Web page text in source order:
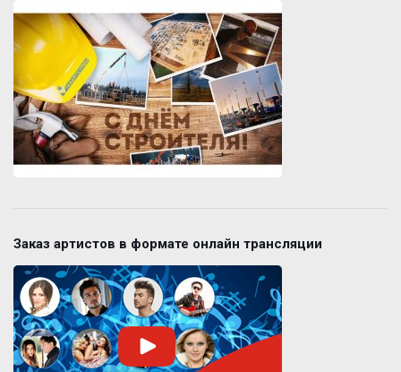
Заказ артистов в формате онлайн трансляции